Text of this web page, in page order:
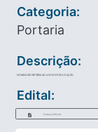
Categoria:
Portaria
Descrição:
NOMEIA SECRETÁRIA ADJUNTA DE EDUCAÇÃO
Edital:
Portaria_058.pdf